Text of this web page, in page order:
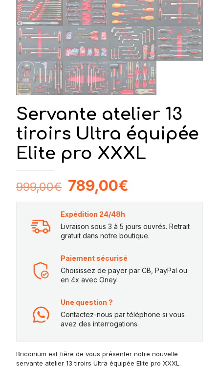
Servante atelier 13
tiroirs Ultra équipée
Elite pro XXXL
999,00€ Le
initial
était :
999,00€.
789,00€
est :
789,00€.
Expédition 24/48h
Livraison sous 3 à 5 jours ouvrés. Retrait
gratuit dans notre boutique.
Paiement sécurisé
Choisissez de payer par CB, PayPal ou
en 4x avec Oney.
Une question ?
Contactez-nous par téléphone si vous
avez des interrogations.
Briconium est fière de vous présenter notre nouvelle
servante atelier 13 tiroirs Ultra équipée Elite pro XXXL.